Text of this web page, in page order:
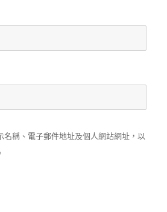
名稱、電子郵件地址及個人網站網址，以